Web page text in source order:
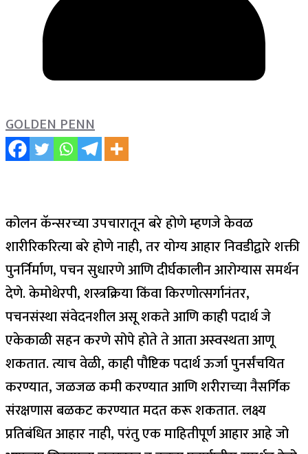
GOLDEN PENN
कोलन कॅन्सरच्या उपचारातून बरे होणे म्हणजे केवळ
शारीरिकरित्या बरे होणे नाही, तर योग्य आहार निवडीद्वारे शक्ती
पुनर्निर्माण, पचन सुधारणे आणि दीर्घकालीन आरोग्यास समर्थन
देणे.केमोथेरपी, शस्त्रक्रिया किंवा किरणोत्सर्गानंतर,
पचनसंस्था संवेदनशील असू शकते आणि काही पदार्थ जे
एकेकाळी सहन करणे सोपे होते ते आता अस्वस्थता आणू
शकतात. त्याच वेळी, काही पौष्टिक पदार्थ ऊर्जा पुनर्संचयित
करण्यात, जळजळ कमी करण्यात आणि शरीराच्या नैसर्गिक
संरक्षणास बळकट करण्यात मदत करू शकतात. लक्ष्य
प्रतिबंधित आहार नाही, परंतु एक माहितीपूर्ण आहार आहे जो